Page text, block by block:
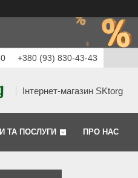
+380 (93) 830-43-43
Інтернет-магазин SKtorg
ТА ПОСЛУГИ ПРО НАС